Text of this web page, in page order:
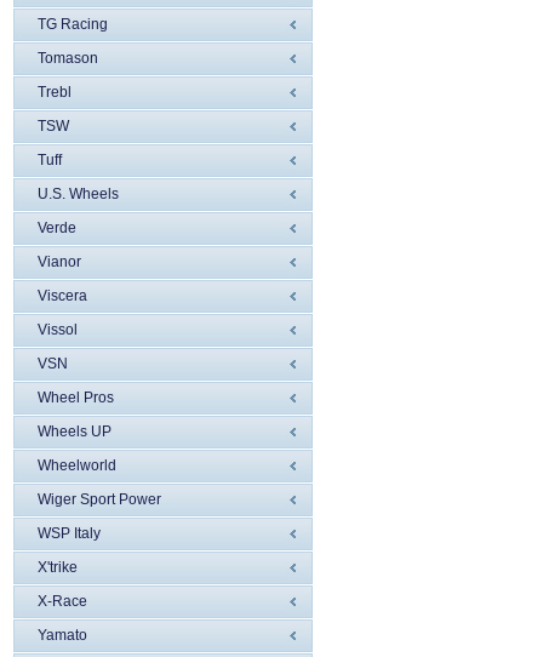
TG Racing
Tomason
Trebl
TSW
Tuff
U.S. Wheels
Verde
Vianor
Viscera
Vissol
VSN
Wheel Pros
Wheels UP
Wheelworld
Wiger Sport Power
WSP Italy
X'trike
X-Race
Yamato